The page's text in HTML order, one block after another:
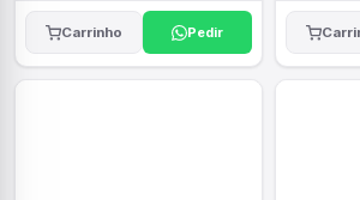
Carrinho Pedir